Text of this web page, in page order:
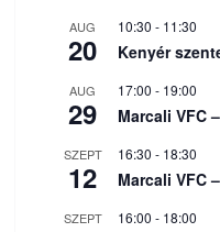
AUG
20
10:30 - 11:30
Kenyér
AUG
29
17:00 - 19:00
Marcali VFC
SZEPT
12
16:30 - 18:30
Marcali VFC
SZEPT 16:00 - 18:00